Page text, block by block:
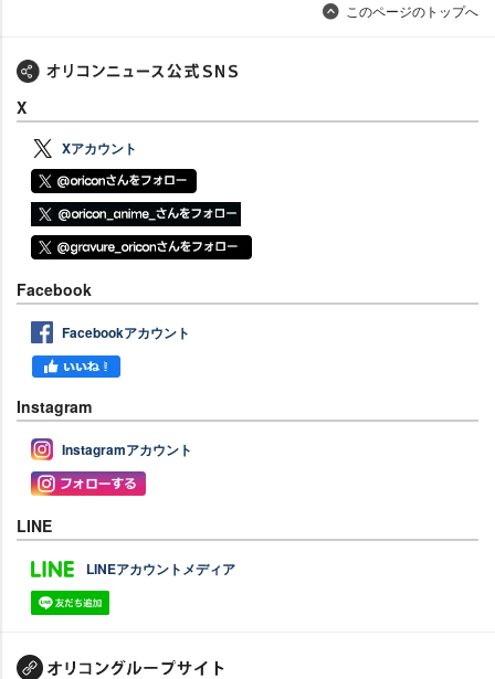
このページのトップへ
X
Xアカウント
Facebook
Facebookアカウント
Instagram
Instagramアカウント
LINE
LINEアカウントメディア